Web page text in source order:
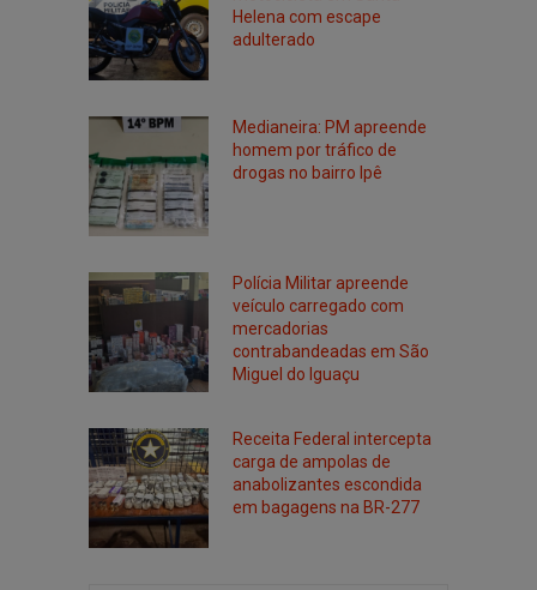
Helena com escape
adulterado
Medianeira: PM apreende
homem por tráfico de
drogas no bairro Ipê
Polícia Militar apreende
veículo carregado com
mercadorias
contrabandeadas em São
Miguel do Iguaçu
Receita Federal intercepta
carga de ampolas de
anabolizantes escondida
em bagagens na BR-277